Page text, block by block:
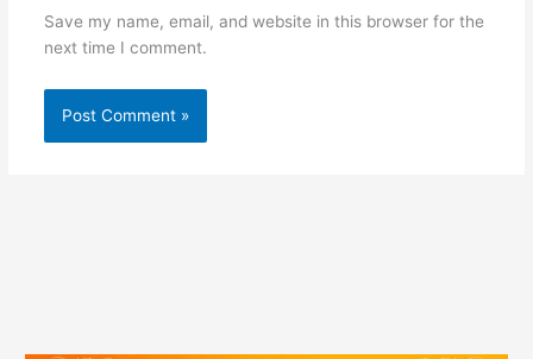
Save my name, email, and website in this browser for the
next time I comment.